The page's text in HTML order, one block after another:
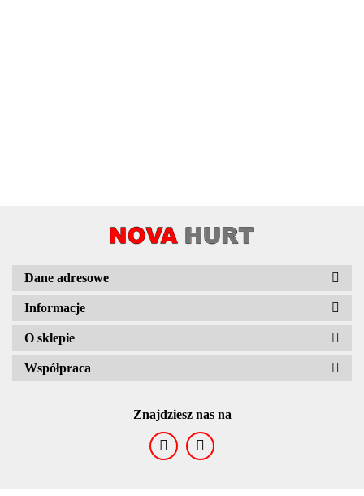
Dane adresowe
Informacje
O sklepie
Współpraca
Znajdziesz nas na